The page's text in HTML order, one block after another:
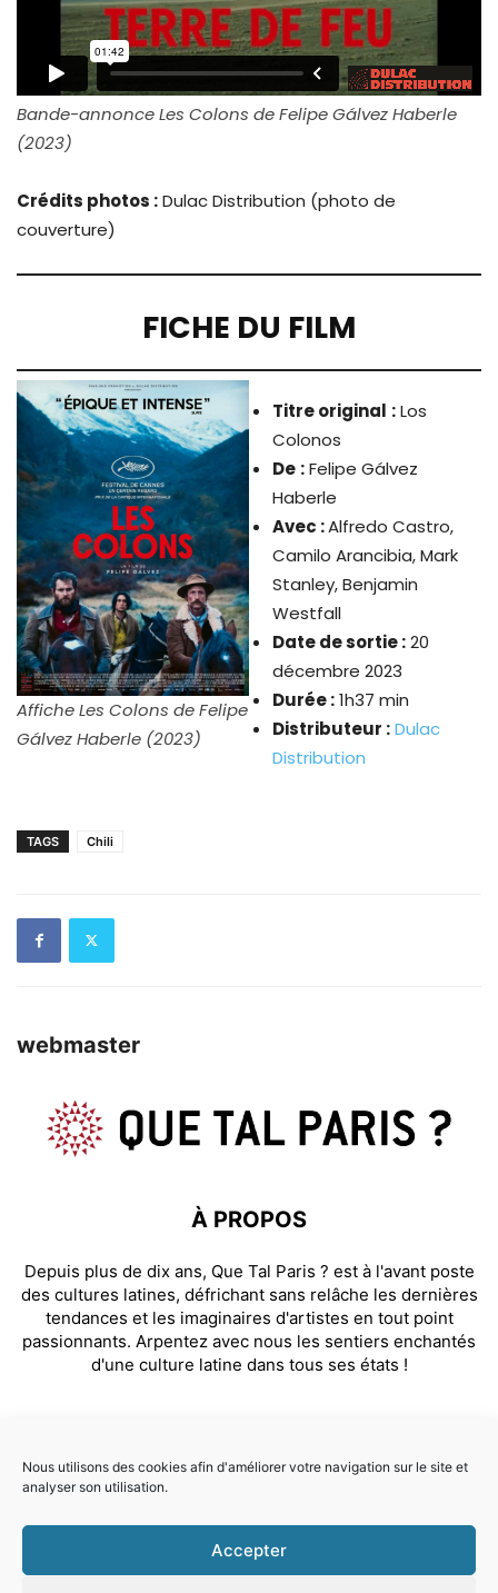
Bande-annonce Les Colons de Felipe Gálvez Haberle
(2023)
Crédits photos :Dulac Distribution (photo de
couverture)
FICHE DU FILM
AfficheLes Colons de Felipe
Gálvez Haberle (2023)
Titre original :Los
Colonos
De :Felipe Gálvez
Haberle
Avec :Alfredo Castro,
Camilo Arancibia, Mark
Stanley, Benjamin
Westfall
Date de sortie :20
décembre 2023
Durée :1h37 min
Distributeur :Dulac
Distribution
TAGS Chili
webmaster
À PROPOS
Depuis plus de dix ans, Que Tal Paris ? est à l'avant poste
des cultures latines, défrichant sans relâche les dernières
tendances et les imaginaires d'artistes en tout point
passionnants. Arpentez avec nous les sentiers enchantés
d'une culture latine dans tous ses états !
Facebook
Nous utilisons des cookies afin d'améliorer votre navigation sur le site et
analyser son utilisation.
Accepter